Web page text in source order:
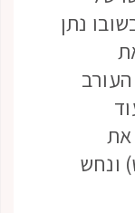
נתן
את
ונחש